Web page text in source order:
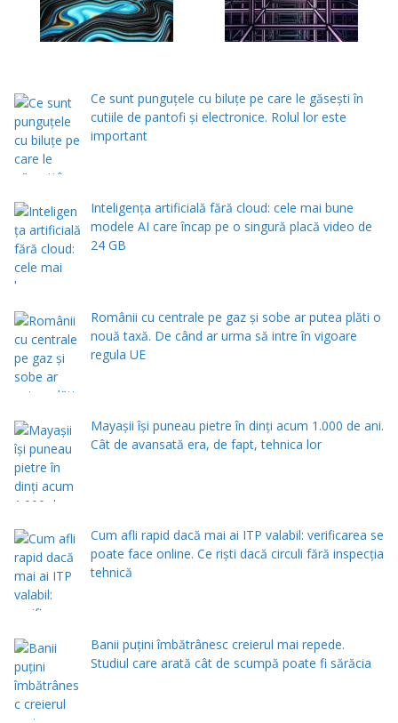
Ce sunt punguțele cu biluțe pe care le găsești în
cutiile de pantofi și electronice. Rolul lor este
important
Inteligența artificială fără cloud: cele mai bune
modele AI care încap pe o singură placă video de
24 GB
Românii cu centrale pe gaz și sobe ar putea plăti o
nouă taxă. De când ar urma să intre în vigoare
regula UE
Mayașii își puneau pietre în dinți acum 1.000 de ani.
Cât de avansată era, de fapt, tehnica lor
Cum afli rapid dacă mai ai ITP valabil: verificarea se
poate face online. Ce rişti dacă circuli fără inspecţia
tehnică
Banii puțini îmbătrânesc creierul mai repede.
Studiul care arată cât de scumpă poate fi sărăcia